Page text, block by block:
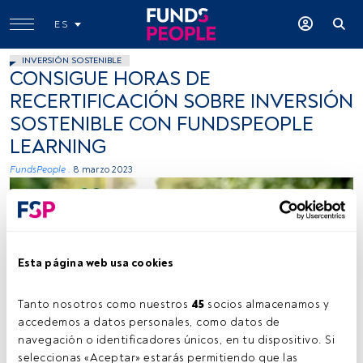
Esta página web usa cookies
Tanto nosotros como nuestros 45 socios almacenamos y
accedemos a datos personales, como datos de
navegación o identificadores únicos, en tu dispositivo. Si
seleccionas «Aceptar» estarás permitiendo que las
ES
INVERSIÓN SOSTENIBLE
CONSIGUE HORAS DE
RECERTIFICACIÓN SOBRE INVERSIÓN
SOSTENIBLE CON FUNDSPEOPLE
LEARNING
FundsPeople . 8 marzo 2023